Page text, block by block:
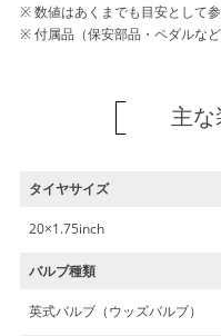
数値はあくまでも目安として参
付属品（保安部品・ペダルな
主
タイヤサイズ
20×1.75inch
バルブ種類
英式バルブ（ウッズバルブ）